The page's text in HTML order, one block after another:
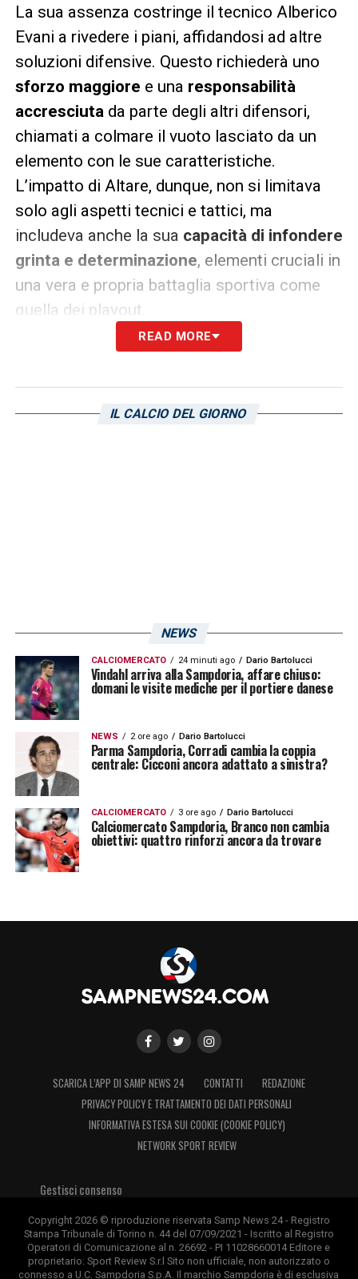
La sua assenza costringe il tecnico Alberico
Evani a rivedere i piani, affidandosi ad altre
soluzioni difensive. Questo richiederà uno
sforzo maggiore e una responsabilità
accresciutada parte degli altri difensori,
chiamati a colmare il vuoto lasciato da un
elemento con le sue caratteristiche.
L’impatto di Altare, dunque, non si limitava
solo agli aspetti tecnici e tattici, ma
includeva anche la sua capacità di infondere
grinta e determinazione, elementi cruciali in
una vera e propria battaglia sportiva come
quella dei playout.
READ MORE
IL CALCIO DEL GIORNO
NEWS
CALCIOMERCATO 24 minuti ago Dario Bartolucci
Vindahl arriva alla Sampdoria, affare chiuso:
domani le visite mediche per il portiere danese
NEWS 2 ore ago Dario Bartolucci
Parma Sampdoria, Corradi cambia la coppia
centrale: Cicconi ancora adattato a sinistra?
CALCIOMERCATO 3 ore ago Dario Bartolucci
Calciomercato Sampdoria, Branco non cambia
obiettivi: quattro rinforzi ancora da trovare
SCARICA L’APP DI SAMP NEWS 24 CONTATTI
REDAZIONE
PRIVACY POLICY E TRATTAMENTO DEI DATI PERSONALI
INFORMATIVA ESTESA SUI COOKIE (COOKIE POLICY)
NETWORK SPORT REVIEW
Gestisci consenso
Copyright 2026 © riproduzione riservata Samp News 24 - Registro
Stampa Tribunale di Torino n. 44 del 07/09/2021 - Iscritto al Registro
Operatori di Comunicazione al n. 26692 - PI 11028660014 Editore e
proprietario: Sport Review S.r.l Sito non ufficiale, non autorizzato o
connesso a U.C. Sampdoria S.p.A. Il marchio Sampdoria è di esclusiva